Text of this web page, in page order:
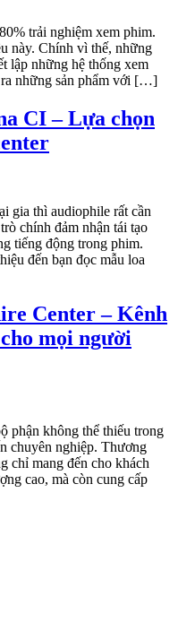
trải nghiệm xem phim.
này. Chính vì thế, những
lập những hệ thống xem
ra những sản phẩm với […]
CI – Lựa chọn
gia thì audiophile rất cần
chính đảm nhận tái tạo
tiếng động trong phim.
đến bạn đọc mẫu loa
Center – Kênh
mọi người
phận không thể thiếu trong
chuyên nghiệp. Thương
chỉ mang đến cho khách
cao, mà còn cung cấp